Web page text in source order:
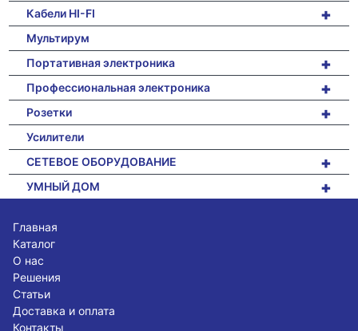
+
Кабели HI-FI
Мультирум
+
Портативная электроника
+
Профессиональная электроника
+
Розетки
Усилители
+
СЕТЕВОЕ ОБОРУДОВАНИЕ
+
УМНЫЙ ДОМ
Главная
Каталог
О нас
Решения
Статьи
Доставка и оплата
Контакты